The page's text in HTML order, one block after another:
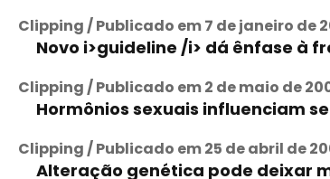
Clipping / Publicado em 7 de janeiro de
Novo i>guideline /i> dá ênfase à
Clipping / Publicado em 2 de maio de
Hormônios sexuais influenciam
Clipping / Publicado em 25 de abril de
Alteração genética pode deixar